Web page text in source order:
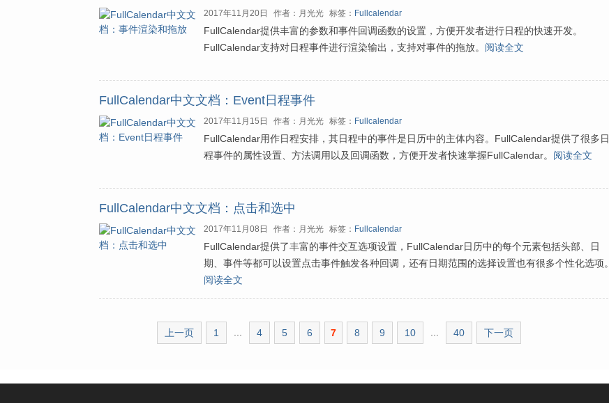
2017年11月20日 作者：月光光 标签： Fullcalendar
FullCalendar提供丰富的参数和事件回调函数的设置，方便开发者进行日程的快速开发。
FullCalendar支持对日程事件进行渲染输出，支持对事件的拖放。 阅读全文
FullCalendar中文文档：Event日程事件
2017年11月15日 作者：月光光 标签： Fullcalendar
FullCalendar用作日程安排，其日程中的事件是日历中的主体内容。FullCalendar提供了很多日
程事件的属性设置、方法调用以及回调函数，方便开发者快速掌握FullCalendar。 阅读全文
FullCalendar中文文档：点击和选中
2017年11月08日 作者：月光光 标签： Fullcalendar
FullCalendar提供了丰富的事件交互选项设置，FullCalendar日历中的每个元素包括头部、日
期、事件等都可以设置点击事件触发各种回调，还有日期范围的选择设置也有很多个性化选项。
阅读全文
上一页 1 4 5 6 7 8 9 10 40 下一页